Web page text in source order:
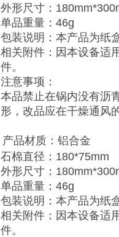
外形尺寸：
单品重量： 46g
包装说明：本产品为纸
相关附件：因本设备适
件。
注意事项：
本品禁止在锅内没有沥
形，改品应在干燥通风
产品材质：铝合金
石棉直径： 180*75mm
外形尺寸：
单品重量： 46g
包装说明：本产品为纸
相关附件：因本设备适
件。